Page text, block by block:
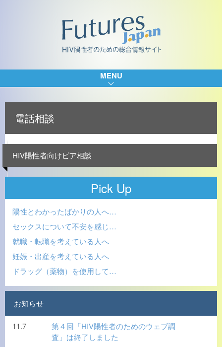
MENU
電話相談
HIV陽性者向けピア相談
Pick Up
陽性とわかったばかりの人へ…
セックスについて不安を感じ…
就職・転職を考えている人へ
妊娠・出産を考えている人へ
ドラッグ（薬物）を使用して…
お知らせ
11.7
第４回「HIV陽性者のためのウェブ調
査」は終了しました